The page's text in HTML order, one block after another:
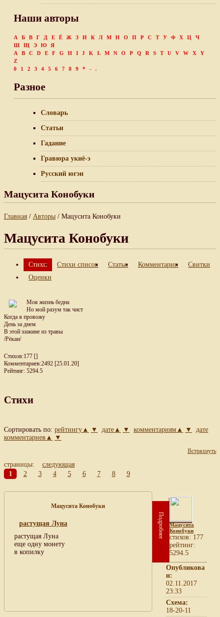
Наши авторы
А Б В Г Д Е Ё Ж З И К Л М Н О П Р С Т У Ф Х Ц
Ч
Ш
Щ Э Ю
Я
A
B C D E F G H I J K L M N O P Q R S T U V W X
Y
Z
0
1 2 3 4 5 6 7 8 9 * - .
Разное
Словарь
Статьи
Гадание
Гравюра укиё-э
Русский югэн
Мацусита Конобуки
Главная / Авторы / Мацусита Конобуки
Мацусита Конобуки
Стихи Стихи список Статьи Комментарии
Свитки
Оценки
Моя жизнь бедна
Но мой разум так чист
Когда я провожу
День за днем
В этой хижине из травы
/Рёкан/
Стихов:177 []
Комментариев:2492 [25.01.20]
Рейтинг: 5294.5
Стихи
Сортировать по: рейтингу▲ ▼ дате▲ ▼ комментариям▲ ▼
дате
комментариев▲
▼
Встряхнуть
страницы: следующая
1
2 3 4 5 6 7 8 9
Мацусита Конобуки
растущая Луна
растущая Луна
еще одну монету
в копилку
Подробнее
Мацусита
Конобуки
cтихов: 177
рейтинг:
5294.5
Опубликова
н:
02.11.2017
23:33
Схема:
18-20-11